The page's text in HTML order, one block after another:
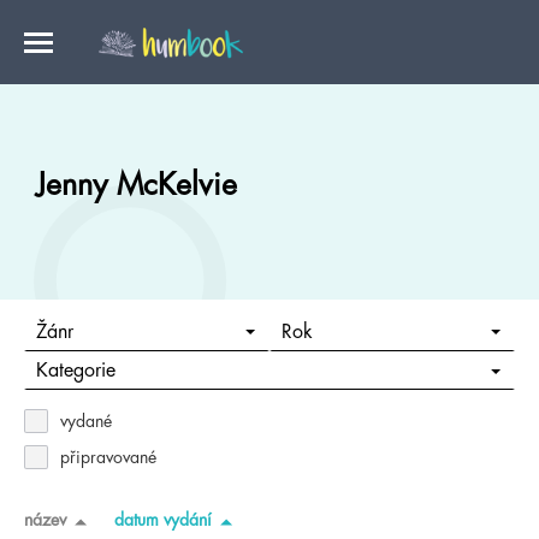
Jenny McKelvie
Žánr Rok
Kategorie
vydané
připravované
název datum vydání